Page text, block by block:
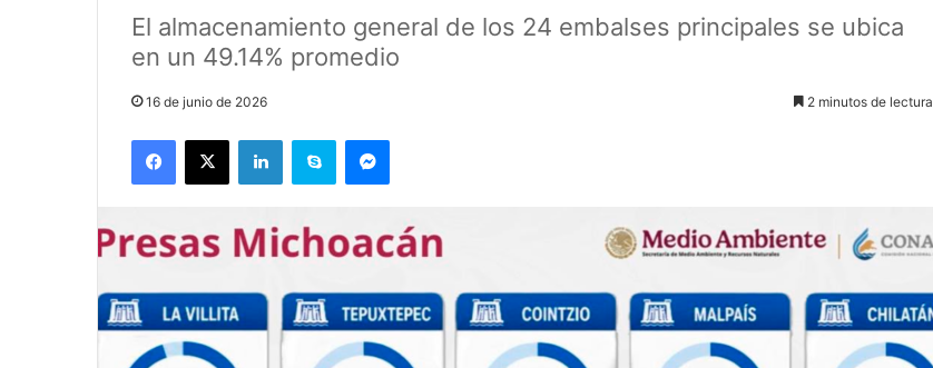
⁠El almacenamiento general de los 24 embalses principales se ubica
en un 49.14% promedio
16 de junio de 2026 2 minutos de lectura
Facebook
X LinkedInSkype Messenger